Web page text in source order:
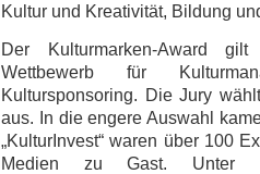
Kultur und Kreativität, Bildung
Der Kulturmarken-Award
Wettbewerb für
Kultursponsoring. Die Jury
aus. In die engere Auswahl
„KulturInvest“ waren über 100
Medien zu Gast. Unter